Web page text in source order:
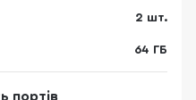
2 шт.
64 ГБ
портів